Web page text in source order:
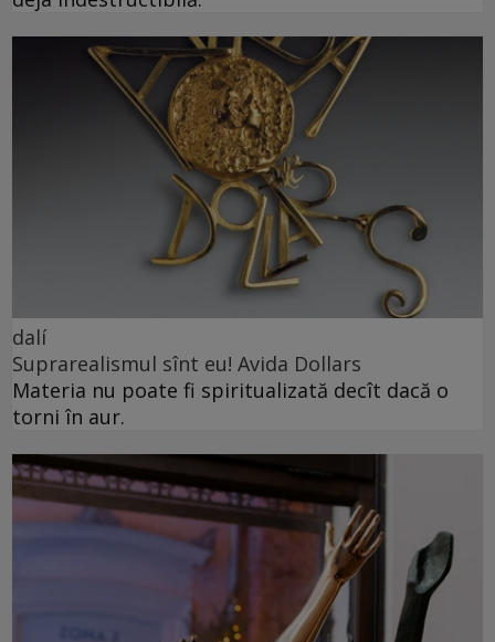
dalí
Suprarealismul sînt eu! Avida Dollars
Materia nu poate fi spiritualizată decît dacă o
torni în aur.